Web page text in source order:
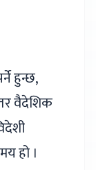
हुन्छ,
वैदेशिक
हो ।